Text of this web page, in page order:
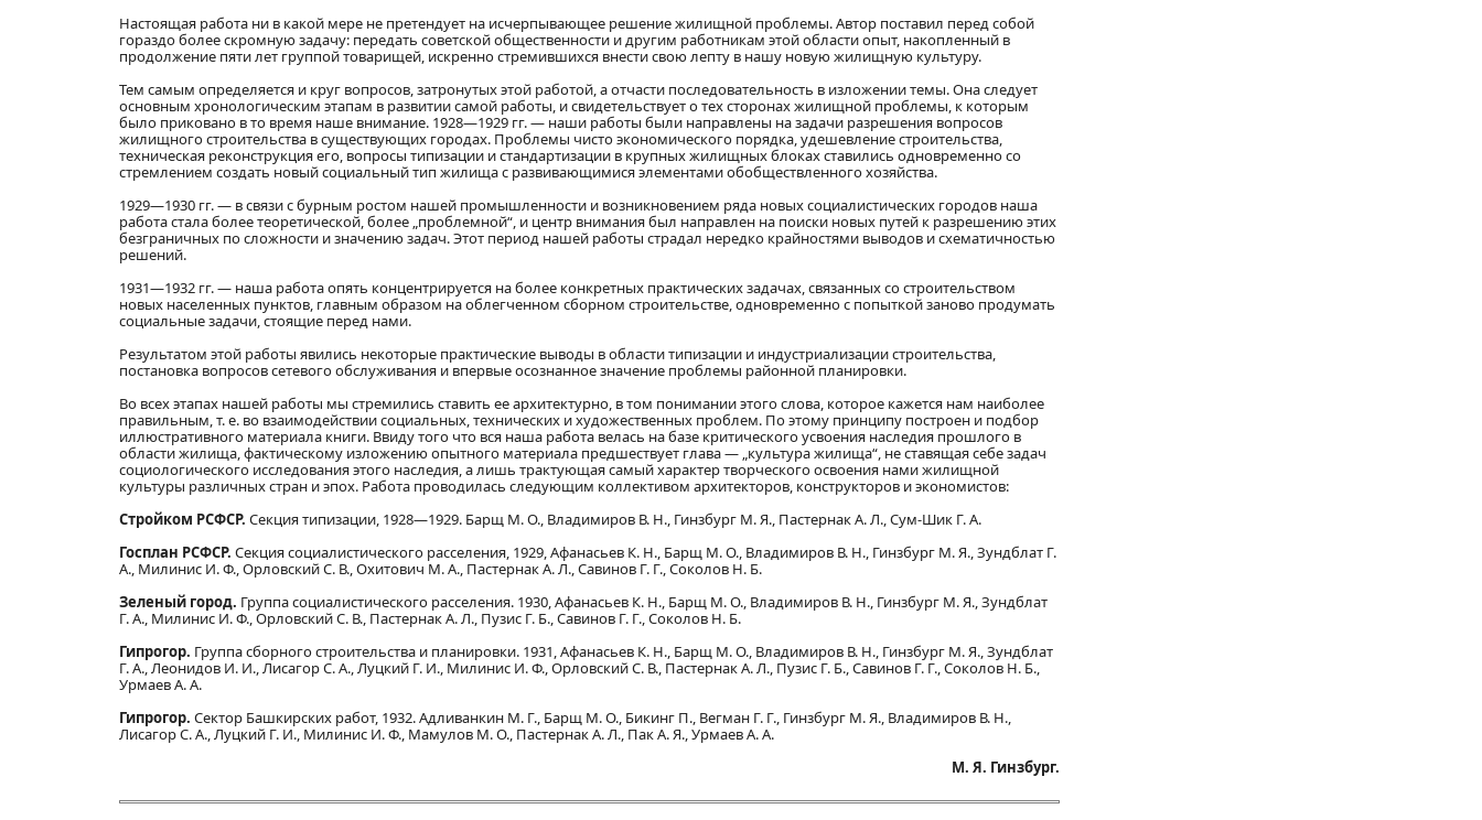
Настоящая работа ни в какой мере не претендует на исчерпывающее решение жилищной проблемы. Автор поставил перед собой
гораздо более скромную задачу: передать советской общественности и другим работникам этой области опыт, накопленный в
продолжение пяти лет группой товарищей, искренно стремившихся внести свою лепту в нашу новую жилищную культуру.
Тем самым определяется и круг вопросов, затронутых этой работой, а отчасти последовательность в изложении темы. Она следует
основным хронологическим этапам в развитии самой работы, и свидетельствует о тех сторонах жилищной проблемы, к которым
было приковано в то время наше внимание. 1928—1929 гг. — наши работы были направлены на задачи разрешения вопросов
жилищного строительства в существующих городах. Проблемы чисто экономического порядка, удешевление строительства,
техническая реконструкция его, вопросы типизации и стандартизации в крупных жилищных блоках ставились одновременно со
стремлением создать новый социальный тип жилища с развивающимися элементами обобществленного хозяйства.
1929—1930 гг. — в связи с бурным ростом нашей промышленности и возникновением ряда новых социалистических городов наша
работа стала более теоретической, более „проблемной“, и центр внимания был направлен на поиски новых путей к разрешению этих
безграничных по сложности и значению задач. Этот период нашей работы страдал нередко крайностями выводов и схематичностью
решений.
1931—1932 гг. — наша работа опять концентрируется на более конкретных практических задачах, связанных со строительством
новых населенных пунктов, главным образом на облегченном сборном строительстве, одновременно с попыткой заново продумать
социальные задачи, стоящие перед нами.
Результатом этой работы явились некоторые практические выводы в области типизации и индустриализации строительства,
постановка вопросов сетевого обслуживания и впервые осознанное значение проблемы районной планировки.
Во всех этапах нашей работы мы стремились ставить ее архитектурно, в том понимании этого слова, которое кажется нам наиболее
правильным, т. е. во взаимодействии социальных, технических и художественных проблем. По этому принципу построен и подбор
иллюстративного материала книги. Ввиду того что вся наша работа велась на базе критического усвоения наследия прошлого в
области жилища, фактическому изложению опытного материала предшествует глава — „культура жилища“, не ставящая себе задач
социологического исследования этого наследия, а лишь трактующая самый характер творческого освоения нами жилищной
культуры различных стран и эпох. Работа проводилась следующим коллективом архитекторов, конструкторов и экономистов:
Стройком РСФСР. Секция типизации, 1928—1929. Барщ М. О., Владимиров В. Н., Гинзбург М. Я., Пастернак А. Л., Сум-Шик Г. А.
Госплан РСФСР. Секция социалистического расселения, 1929, Афанасьев К. Н., Барщ М. О., Владимиров В. Н., Гинзбург М. Я., Зундблат Г.
А., Милинис И. Ф., Орловский С. В., Охитович М. А., Пастернак А. Л., Савинов Г. Г., Соколов Н. Б.
Зеленый город. Группа социалистического расселения. 1930, Афанасьев К. Н., Барщ М. О., Владимиров В. Н., Гинзбург М. Я., Зундблат
Г. А., Милинис И. Ф., Орловский С. В., Пастернак А. Л., Пузис Г. Б., Савинов Г. Г., Соколов Н. Б.
Гипрогор. Группа сборного строительства и планировки. 1931, Афанасьев К. Н., Барщ М. О., Владимиров В. Н., Гинзбург М. Я., Зундблат
Г. А., Леонидов И. И., Лисагор С. А., Луцкий Г. И., Милинис И. Ф., Орловский С. В., Пастернак А. Л., Пузис Г. Б., Савинов Г. Г., Соколов Н. Б.,
Урмаев А. А.
Гипрогор. Сектор Башкирских работ, 1932. Адливанкин М. Г., Барщ М. О., Бикинг П., Вегман Г. Г., Гинзбург М. Я., Владимиров В. Н.,
Лисагор С. А., Луцкий Г. И., Милинис И. Ф., Мамулов М. О., Пастернак А. Л., Пак А. Я., Урмаев А. А.
М. Я. Гинзбург.